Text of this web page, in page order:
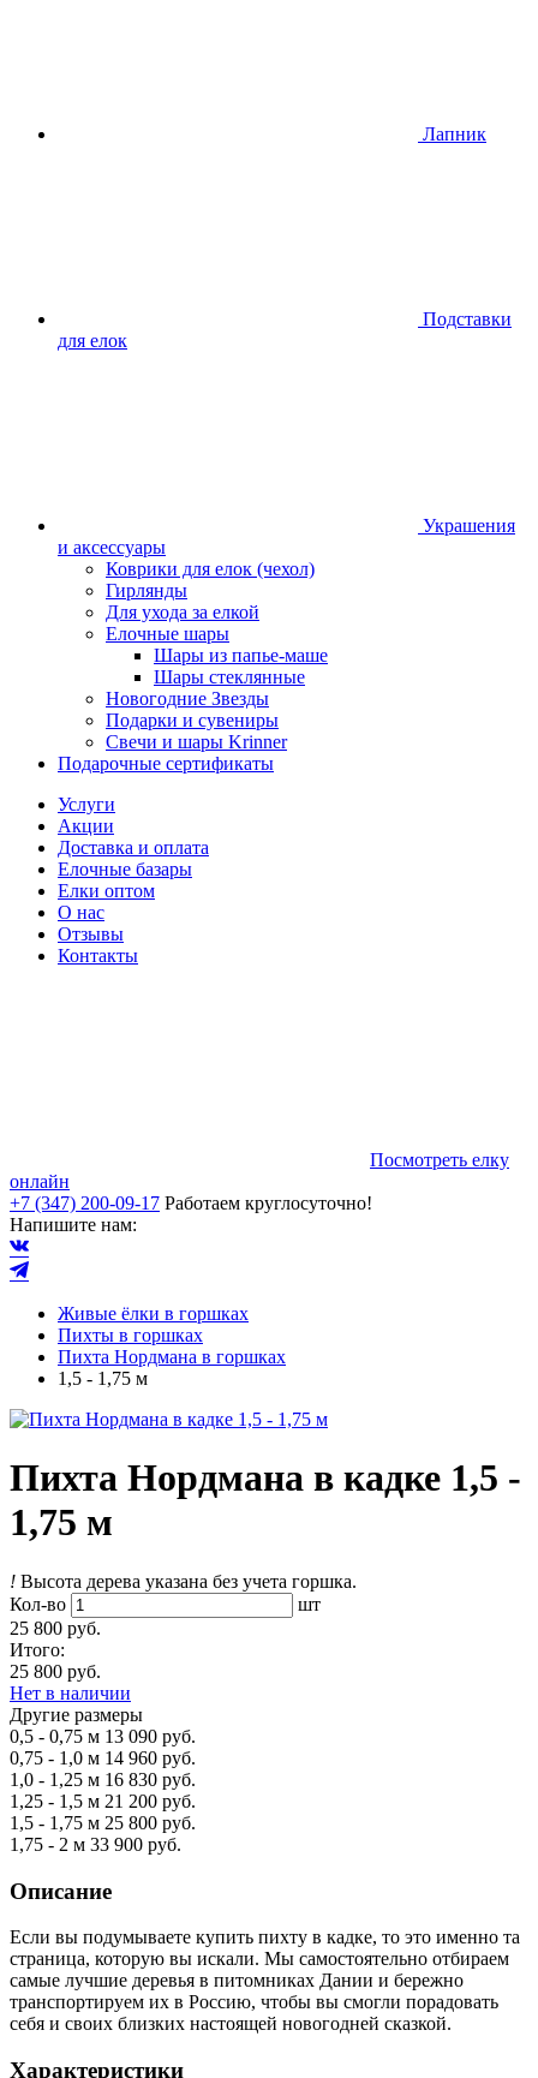
Лапник
Подставки
для елок
Украшения
и аксессуары
Коврики для елок (чехол)
Гирлянды
Для ухода за елкой
Елочные шары
Шары из папье-маше
Шары стеклянные
Новогодние Звезды
Подарки и сувениры
Свечи и шары Krinner
Подарочные сертификаты
Услуги
Акции
Доставка и оплата
Елочные базары
Елки оптом
О нас
Отзывы
Контакты
Посмотреть елку
онлайн
+7 (347) 200-09-17 Работаем круглосуточно!
Напишите нам:
Живые ёлки в горшках
Пихты в горшках
Пихта Нордмана в горшках
1,5 - 1,75 м
Пихта Нордмана в кадке 1,5 -
1,75 м
! Высота дерева указана без учета горшка.
Кол-во
шт
25 800 руб.
Итого:
25 800 руб.
Нет в наличии
Другие размеры
0,5 - 0,75 м 13 090 руб.
0,75 - 1,0 м 14 960 руб.
1,0 - 1,25 м 16 830 руб.
1,25 - 1,5 м 21 200 руб.
1,5 - 1,75 м 25 800 руб.
1,75 - 2 м 33 900 руб.
Описание
Если вы подумываете купить пихту в кадке, то это именно та
страница, которую вы искали. Мы самостоятельно отбираем
самые лучшие деревья в питомниках Дании и бережно
транспортируем их в Россию, чтобы вы смогли порадовать
себя и своих близких настоящей новогодней сказкой.
Характеристики